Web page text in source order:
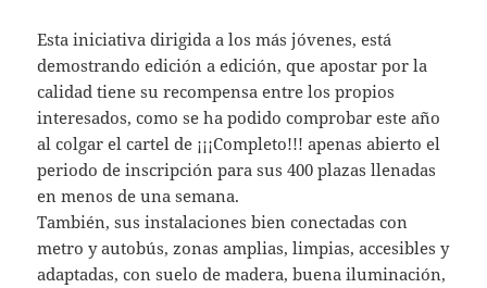
Esta iniciativa dirigida a los más jóvenes, está
demostrando edición a edición, que apostar por la
calidad tiene su recompensa entre los propios
interesados, como se ha podido comprobar este año
al colgar el cartel de ¡¡¡Completo!!! apenas abierto el
periodo de inscripción para sus 400 plazas llenadas
en menos de una semana.
También, sus instalaciones bien conectadas con
metro y autobús, zonas amplias, limpias, accesibles y
adaptadas, con suelo de madera, buena iluminación,